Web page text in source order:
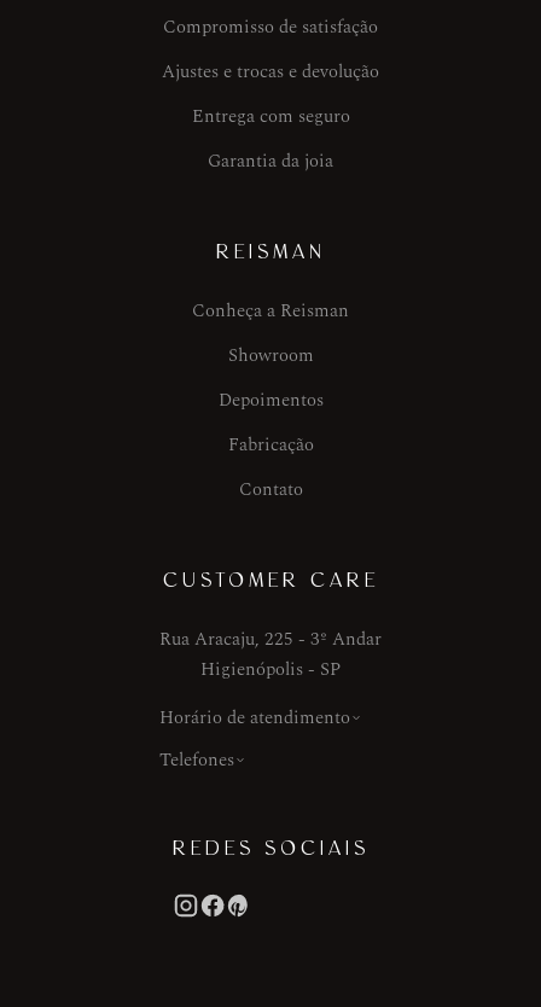
Compromisso de satisfação
Ajustes e trocas e devolução
Entrega com seguro
Garantia da joia
REISMAN
Conheça a Reisman
Showroom
Depoimentos
Fabricação
Contato
CUSTOMER CARE
Rua Aracaju, 225 - 3º Andar
Higienópolis - SP
Horário de atendimento
Telefones
REDES SOCIAIS